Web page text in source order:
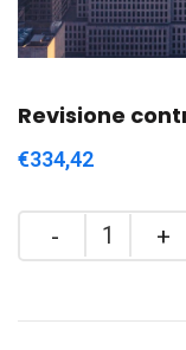
Revisione
€334,42